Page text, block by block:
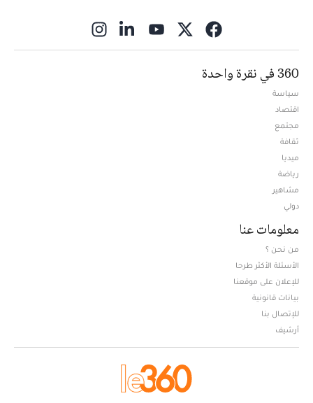
360 في نقرة واحدة
سياسة
اقتصاد
مجتمع
ثقافة
ميديا
رياضة
مشاهير
دولي
معلومات عنا
من نحن ؟
الأسئلة الأكثر طرحا
للإعلان على موقعنا
بيانات قانونية
للإتصال بنا
أرشيف